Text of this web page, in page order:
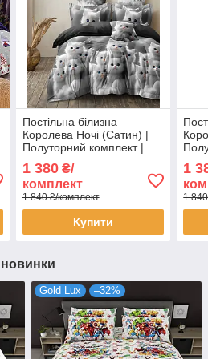
Постільна білизна
Королева Ночі (Сатин) |
Полуторний комплект |
1 380₴/
комплект
1 840 ₴/комплект
Купити
1
1
новинки
Gold Lux –32%